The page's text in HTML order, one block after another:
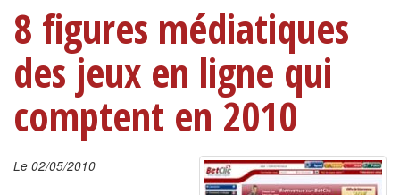
8 figures médiatiques
des jeux en ligne qui
comptent en 2010
Le 02/05/2010